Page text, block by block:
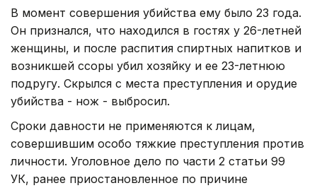
В момент совершения убийства ему было 23 года.
Он признался, что находился в гостях у 26-летней
женщины, и после распития спиртных напитков и
возникшей ссоры убил хозяйку и ее 23-летнюю
подругу. Скрылся с места преступления и орудие
убийства - нож - выбросил.
Сроки давности не применяются к лицам,
совершившим особо тяжкие преступления против
личности. Уголовное дело по части 2 статьи 99
УК, ранее приостановленное по причине